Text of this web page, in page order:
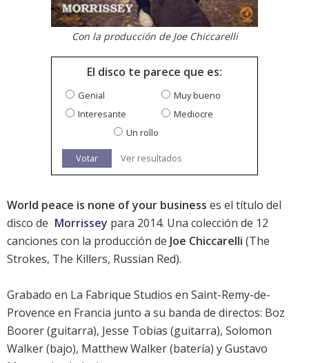
Con la producción de Joe Chiccarelli
El disco te parece que es:
Genial
Muy bueno
Interesante
Mediocre
Un rollo
Votar Ver resultados
World peace is none of your business es el título del
disco de Morrissey para 2014. Una colección de 12
canciones con la producción de Joe Chiccarelli (The
Strokes, The Killers, Russian Red).
Grabado en La Fabrique Studios en Saint-Remy-de-
Provence en Francia junto a su banda de directos: Boz
Boorer (guitarra), Jesse Tobias (guitarra), Solomon
Walker (bajo), Matthew Walker (batería) y Gustavo